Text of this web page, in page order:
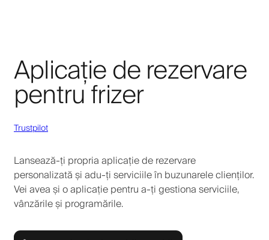
Aplicație de rezervare
pentru frizer
Trustpilot
Lansează-ți propria aplicație de rezervare
personalizată și adu-ți serviciile în buzunarele clienților.
Vei avea și o aplicație pentru a-ți gestiona serviciile,
vânzările și programările.